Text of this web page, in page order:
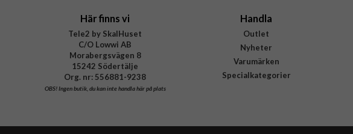
Här finns vi
Tele2 by SkalHuset
C/O Lowwi AB
Morabergsvägen 8
15242 Södertälje
Org. nr: 556881-9238
OBS!Ingen butik, du kan inte handla här på plats
Handla
Outlet
Nyheter
Varumärken
Specialkategorier